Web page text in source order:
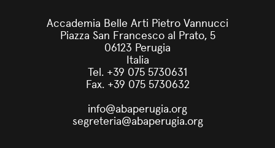
Accademia Belle Arti Pietro Vannucci
Piazza San Francesco al Prato, 5
06123 Perugia
Italia
Tel. +39 075 5730631
Fax. +39 075 5730632
info@abaperugia.org
segreteria@abaperugia.org